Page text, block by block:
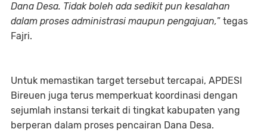
Dana Desa. Tidak boleh ada sedikit pun kesalahan
dalam proses administrasi maupun pengajuan,” tegas
Fajri.
Untuk memastikan target tersebut tercapai, APDESI
Bireuen juga terus memperkuat koordinasi dengan
sejumlah instansi terkait di tingkat kabupaten yang
berperan dalam proses pencairan Dana Desa.